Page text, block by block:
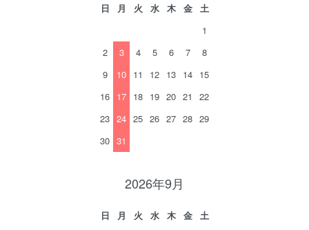
日 月 火 水 木 金
土
1
2
3 4 5 6 7
8
9
10 11 12 13 14 15
16 17 18 19 20 21
22
23 24 25 26 27 28 29
30 31
2026年9月
日 月 火 水 木 金
土